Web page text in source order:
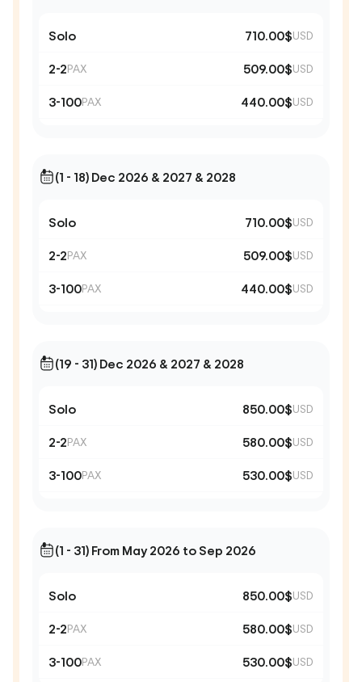
Solo 710.00$USD
2-2PAX 509.00$USD
3-100PAX 440.00$USD
(1 - 18) Dec 2026 & 2027 & 2028
Solo 710.00$USD
2-2PAX 509.00$USD
3-100PAX 440.00$USD
(19 - 31) Dec 2026 & 2027 & 2028
Solo 850.00$USD
2-2PAX 580.00$USD
3-100PAX 530.00$USD
(1 - 31) From May 2026 to Sep 2026
Solo 850.00$USD
2-2PAX 580.00$USD
3-100PAX 530.00$USD